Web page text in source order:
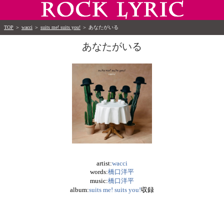
TOP ＞ wacci ＞ suits me! suits you! ＞ あなたがいる
あなたがいる
artist:wacci
words:橋口洋平
music:橋口洋平
album:suits me! suits you!収録